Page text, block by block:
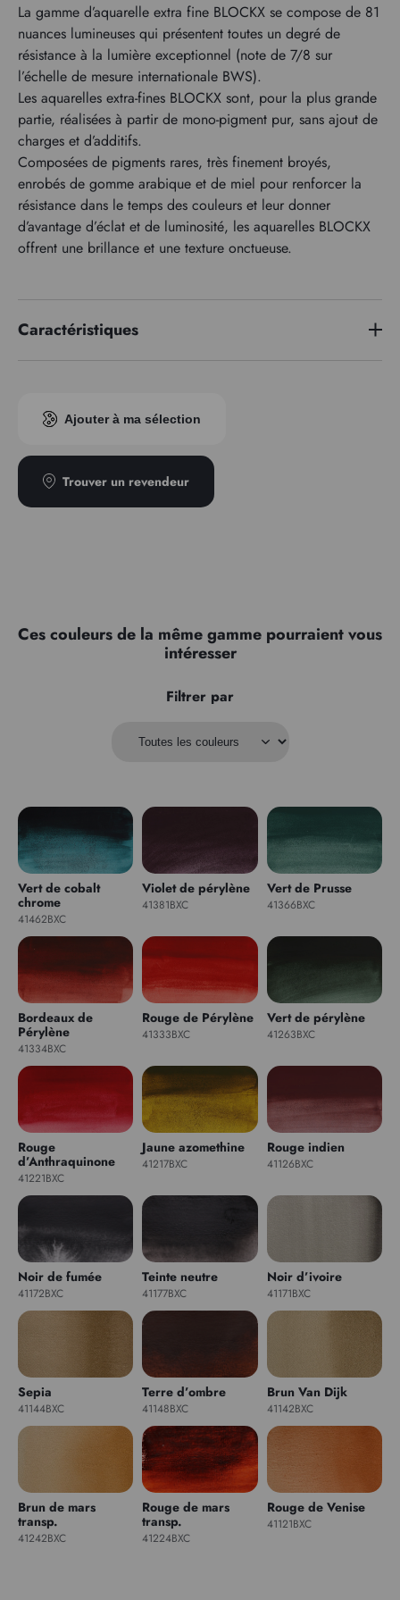
La gamme d’aquarelle extra fine BLOCKX se compose de 81
nuances lumineuses qui présentent toutes un degré de
résistance à la lumière exceptionnel (note de 7/8 sur
l’échelle de mesure internationale BWS).
Les aquarelles extra-fines BLOCKX sont, pour la plus grande
partie, réalisées à partir de mono-pigment pur, sans ajout de
charges et d’additifs.
Composées de pigments rares, très finement broyés,
enrobés de gomme arabique et de miel pour renforcer la
résistance dans le temps des couleurs et leur donner
d’avantage d’éclat et de luminosité, les aquarelles BLOCKX
offrent une brillance et une texture onctueuse.
Caractéristiques
Indice pigmentaire
Type
Ajouter à ma sélection
Trouver un revendeur
Ces couleurs de la même gamme pourraient vous
intéresser
Filtrer par
Vert de cobalt
chrome
41462BXC
Violet de pérylène
41381BXC
Vert de Prusse
41366BXC
Bordeaux de
Pérylène
41334BXC
Rouge de Pérylène
41333BXC
Vert de pérylène
41263BXC
Rouge
d’Anthraquinone
41221BXC
Jaune azomethine
41217BXC
Rouge indien
41126BXC
Noir de fumée
41172BXC
Teinte neutre
41177BXC
Noir d’ivoire
41171BXC
Sepia
41144BXC
Terre d’ombre
41148BXC
Brun Van Dijk
41142BXC
Brun de mars
transp.
41242BXC
Rouge de mars
transp.
41224BXC
Rouge de Venise
41121BXC